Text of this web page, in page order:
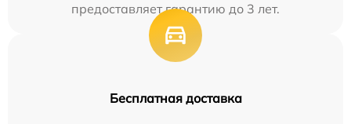
предоставляет гарантию до 3 лет.
Бесплатная доставка